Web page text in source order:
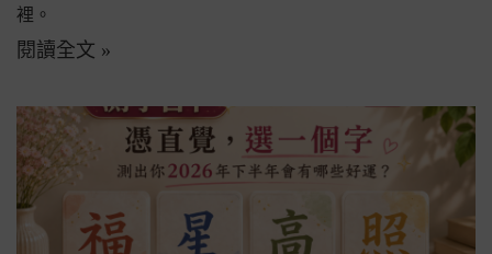
裡。
閱讀全文 »